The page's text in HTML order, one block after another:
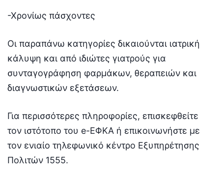
-Χρονίως πάσχοντες
Οι παραπάνω κατηγορίες δικαιούνται ιατρική
κάλυψη και από ιδιώτες γιατρούς για
συνταγογράφηση φαρμάκων, θεραπειών και
διαγνωστικών εξετάσεων.
Για περισσότερες πληροφορίες, επισκεφθείτε
τον ιστότοπο του e-ΕΦΚΑ ή επικοινωνήστε με
τον ενιαίο τηλεφωνικό κέντρο Εξυπηρέτησης
Πολιτών 1555.